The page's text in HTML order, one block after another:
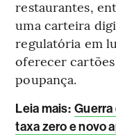
restaurantes,
uma carteira
regulatória em
oferecer
poupança.
Leia mais: Guerra
taxa zero e novo